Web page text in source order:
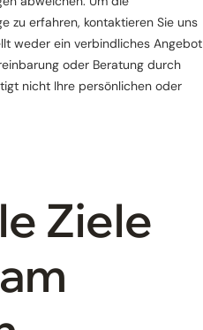
zu erfahren, kontaktieren Sie uns
weder ein verbindliches Angebot
oder Beratung durch
nicht Ihre persönlichen oder
Ziele